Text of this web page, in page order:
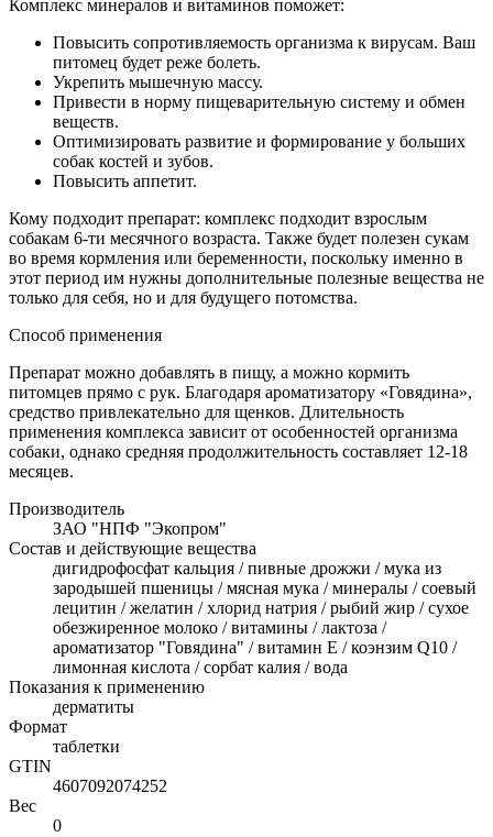
Комплекс минералов и витаминов поможет:
Повысить сопротивляемость организма к вирусам. Ваш
питомец будет реже болеть.
Укрепить мышечную массу.
Привести в норму пищеварительную систему и обмен
веществ.
Оптимизировать развитие и формирование у больших
собак костей и зубов.
Повысить аппетит.
Кому подходит препарат: комплекс подходит взрослым
собакам 6-ти месячного возраста. Также будет полезен сукам
во время кормления или беременности, поскольку именно в
этот период им нужны дополнительные полезные вещества не
только для себя, но и для будущего потомства.
Способ применения
Препарат можно добавлять в пищу, а можно кормить
питомцев прямо с рук. Благодаря ароматизатору «Говядина»,
средство привлекательно для щенков. Длительность
применения комплекса зависит от особенностей организма
собаки, однако средняя продолжительность составляет 12-18
месяцев.
Производитель
ЗАО "НПФ "Экопром"
Состав и действующие вещества
дигидрофосфат кальция / пивные дрожжи / мука из
зародышей пшеницы / мясная мука / минералы / соевый
лецитин / желатин / хлорид натрия / рыбий жир / сухое
обезжиренное молоко / витамины / лактоза /
ароматизатор "Говядина" / витамин E / коэнзим Q10 /
лимонная кислота / сорбат калия / вода
Показания к применению
дерматиты
Формат
таблетки
GTIN
4607092074252
Вес
0